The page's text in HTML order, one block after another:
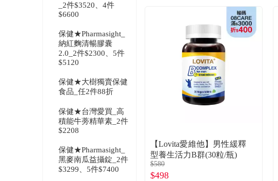
_2件$3520、4件
$6600
保健★Pharmasight_
納紅麴清暢膠囊
2.0_2件$2300、5件
$5120
保健★大樹獨賣保健
食品_任2件88折
保健★台灣愛買_高
積能牛蒡精華素_2件
$2208
保健★Pharmasight_
黑麥南瓜益攝錠_2件
$3299、5件$7400
【Lovita愛維他】男性緩釋
型養生活力B群(30粒/瓶)
$580
$498